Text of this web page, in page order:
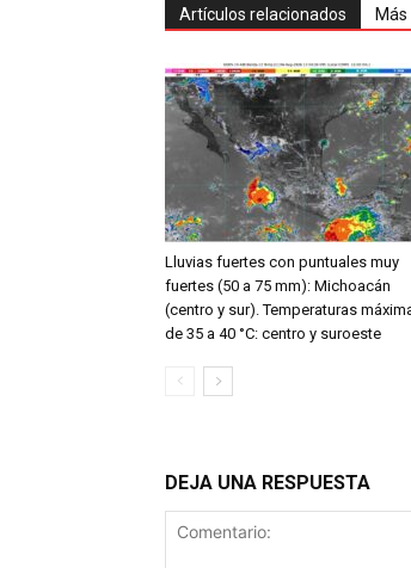
Artículos relacionados
Lluvias fuertes con puntuales muy
fuertes (50 a 75 mm): Michoacán
(centro y sur). Temperaturas
de 35 a 40 °C: centro y suroeste
DEJA UNA RESPUESTA